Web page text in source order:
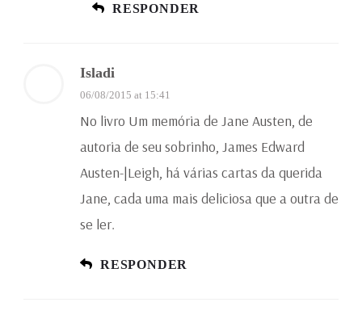
RESPONDER
Isladi
06/08/2015 at 15:41
No livro Um memória de Jane Austen, de
autoria de seu sobrinho, James Edward
Austen-|Leigh, há várias cartas da querida
Jane, cada uma mais deliciosa que a outra de
se ler.
RESPONDER